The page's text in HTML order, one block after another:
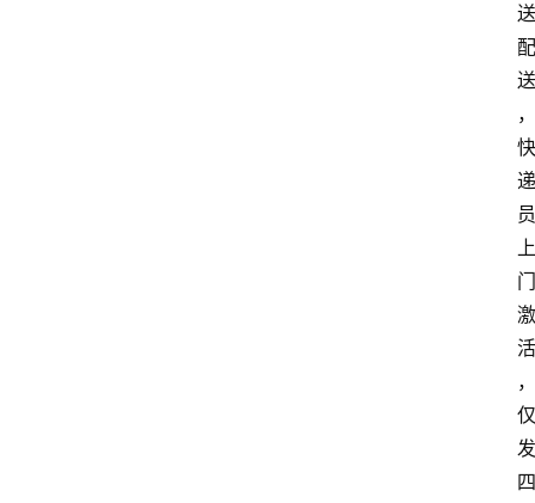
送
配
送
，
快
递
员
上
门
激
活
，
仅
发
四